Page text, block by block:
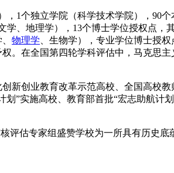
1个独立学院（科学技术学院），90个
学、地理学），13个博士学位授权点，
物理学 、生物学），专业学位博士授
。在全国第四轮学科评估中，马克思
新创业教育改革示范高校、全国高校
”实施高校、教育部首批“宏志助航计
评估专家组盛赞学校为一所具有历史底